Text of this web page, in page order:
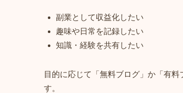
副業として収益化したい
趣味や日常を記録したい
知識・経験を共有したい
目的に応じて「無料ブログ」か「有料
す。